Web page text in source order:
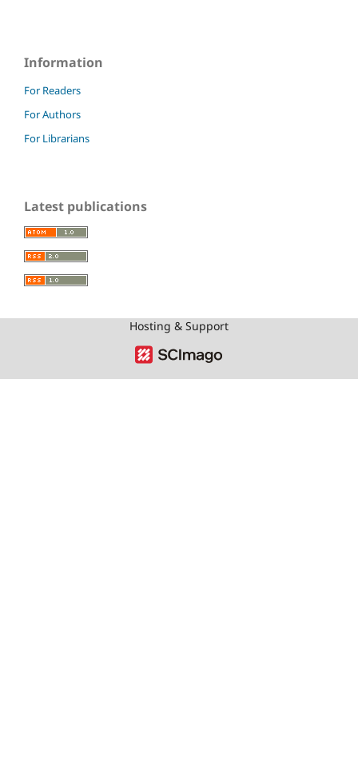
Information
For Readers
For Authors
For Librarians
Latest publications
Hosting & Support